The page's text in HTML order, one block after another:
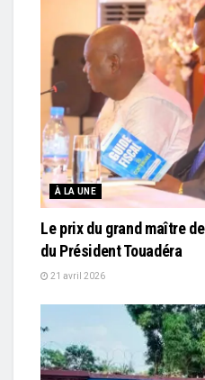
À LA UNE
Le prix du grand maître
du Président Touadéra
21 avril 2026